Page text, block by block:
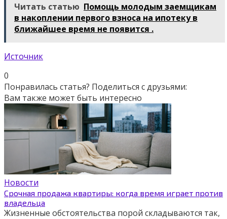
Читать статью Помощь молодым заемщикам
в накоплении первого взноса на ипотеку в
ближайшее время не появится .
Источник
0
Понравилась статья? Поделиться с друзьями:
Вам также может быть интересно
Новости
Срочная продажа квартиры: когда время играет против
владельца
Жизненные обстоятельства порой складываются так,